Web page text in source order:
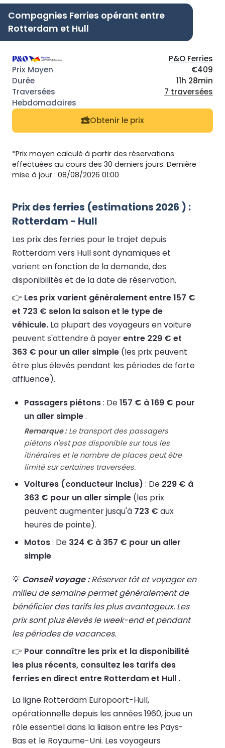
Compagnies Ferries opérant entre
Rotterdam et Hull
P&O Ferries
€409
11h 28min
7 traversées
Obtenir le prix
*Prix moyen calculé à partir des réservations
effectuées au cours des 30 derniers jours. Dernière
mise à jour : 08/08/2026 01:00
Prix des ferries (estimations 2026 ) :
Rotterdam - Hull
Les prix des ferries pour le trajet depuis
Rotterdam vers Hull sont dynamiques et
varient en fonction de la demande, des
disponibilités et de la date de réservation.
👉 Les prix varient généralement entre 157 €
et 723 € selon la saison et le type de
véhicule. La plupart des voyageurs en voiture
peuvent s'attendre à payerentre 229 € et
363 € pour un aller simple (les prix peuvent
être plus élevés pendant les périodes de forte
affluence).
Passagers piétons: De157 € à 169 € pour
un aller simple.
Remarque :Le transport des passagers
piétons n'est pas disponible sur tous les
itinéraires et le nombre de places peut être
limité sur certaines traversées.
Voitures (conducteur inclus) : De 229 € à
363 € pour un aller simple (les prix
peuvent augmenter jusqu'à 723 € aux
heures de pointe).
Motos: De 324 € à 357 € pour un aller
simple.
💡 Conseil voyage :Réserver tôt et voyager en
milieu de semaine permet généralement de
bénéficier des tarifs les plus avantageux. Les
prix sont plus élevés le week-end et pendant
les périodes de vacances.
👉 Pour connaître les prix et la disponibilité
les plus récents, consultez les tarifs des
ferries en direct entre Rotterdam et Hull .
La ligne Rotterdam Europoort-Hull,
opérationnelle depuis les années 1960, joue un
rôle essentiel dans la liaison entre les Pays-
Bas et le Royaume-Uni. Les voyageurs